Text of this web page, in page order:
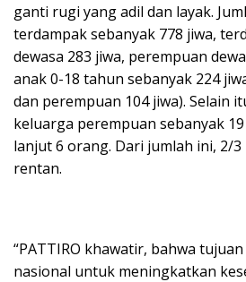
ganti rugi yang adil dan layak.
terdampak sebanyak 778 jiwa,
dewasa 283 jiwa, perempuan
anak 0-18 tahun sebanyak 224
dan perempuan 104 jiwa). Selain
keluarga perempuan sebanyak
lanjut 6 orang. Dari jumlah ini, 2/
rentan.
“PATTIRO khawatir, bahwa
nasional untuk meningkatkan